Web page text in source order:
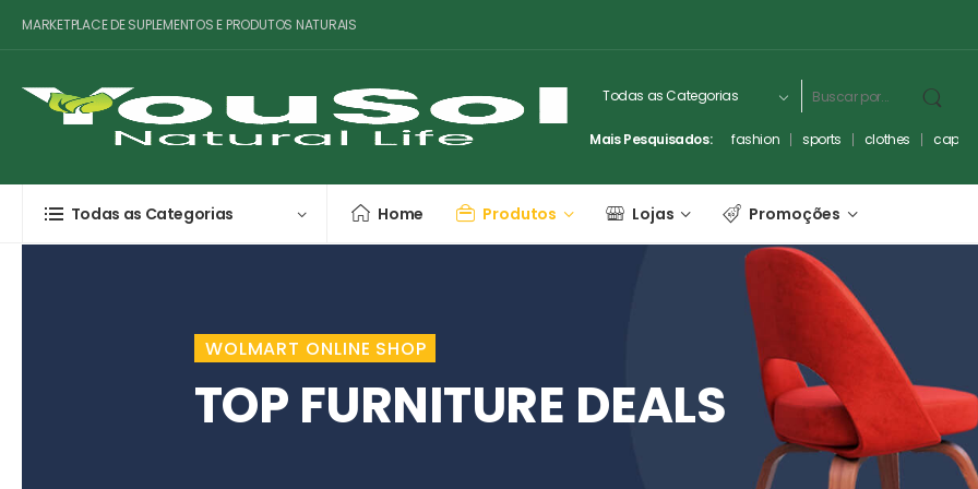
MARKETPLACE DE SUPLEMENTOS E PRODUTOS NATURAIS
Mais Pesquisados: fashion sports clothes
Todas as Categorias Home Produtos Lojas Promoções
WOLMART ONLINE SHOP
TOP FURNITURE DEALS